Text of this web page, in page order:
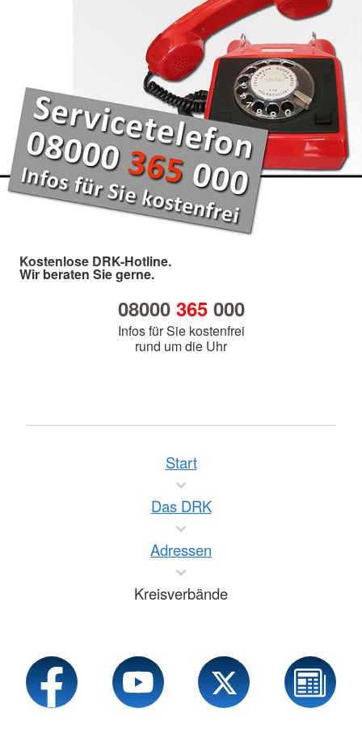
Kostenlose DRK-Hotline.
Wir beraten Sie gerne.
08000 365000
Infos für Sie kostenfrei
rund um die Uhr
Start
Das DRK
Adressen
Kreisverbände